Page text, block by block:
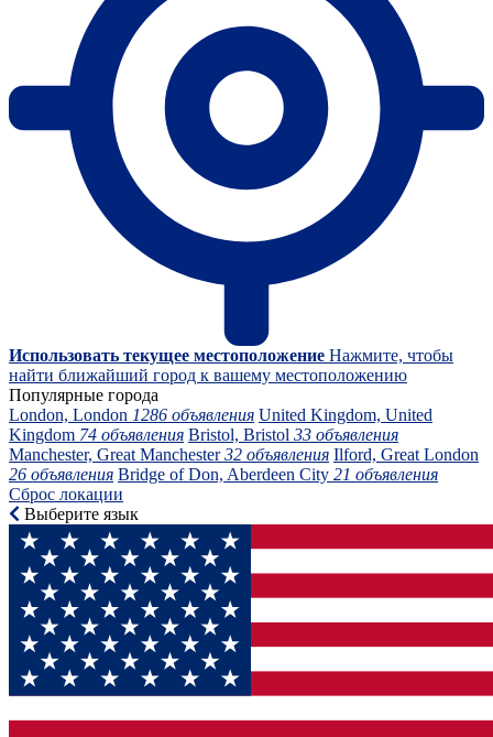
Использовать текущее местоположение Нажмите, чтобы
найти ближайший город к вашему местоположению
Популярные города
London, London 1286 объявления United Kingdom, United
Kingdom 74 объявления Bristol, Bristol 33 объявления
Manchester, Great Manchester32 объявления Ilford, Great London
26 объявления Bridge of Don, Aberdeen City 21 объявления
Сброс локации
Выберите язык